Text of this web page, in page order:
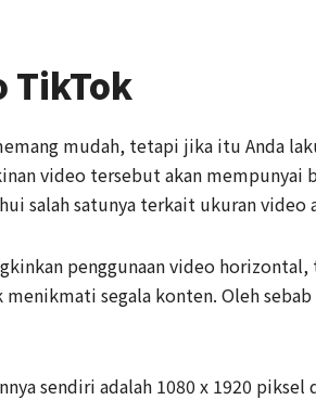
TikTok
mudah, tetapi jika itu Anda
video tersebut akan mempunyai
salah satunya terkait ukuran video
penggunaan video horizontal,
segala konten. Oleh
sendiri adalah 1080 x 1920 piksel